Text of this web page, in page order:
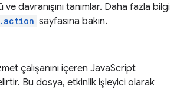
davranışını tanımlar. Daha fazla bilgi
sayfasına bakın.
çalışanını içeren JavaScript
Bu dosya, etkinlik işleyici olarak